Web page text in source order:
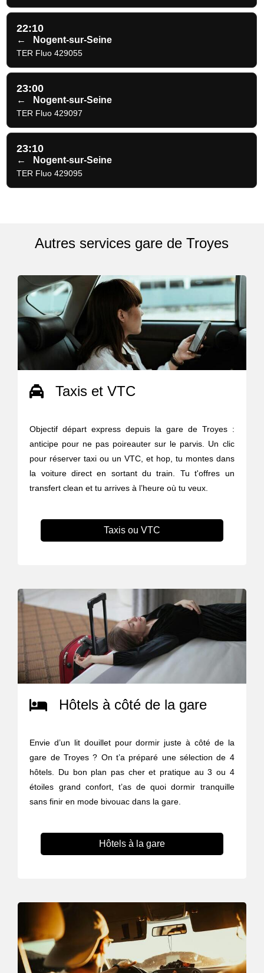
22:10
← Nogent-sur-Seine
TER Fluo 429055
23:00
← Nogent-sur-Seine
TER Fluo 429097
23:10
← Nogent-sur-Seine
TER Fluo 429095
Autres services gare de Troyes
Taxis et VTC
Objectif départ express depuis la gare de Troyes :
anticipe pour ne pas poireauter sur le parvis. Un clic
pour réserver taxi ou un VTC, et hop, tu montes dans
la voiture direct en sortant du train. Tu t'offres un
transfert clean et tu arrives à l’heure où tu veux.
Taxis ou VTC
Hôtels à côté de la gare
Envie d’un lit douillet pour dormir juste à côté de la
gare de Troyes ? On t’a préparé une sélection de 4
hôtels. Du bon plan pas cher et pratique au 3 ou 4
étoiles grand confort, t’as de quoi dormir tranquille
sans finir en mode bivouac dans la gare.
Hôtels à la gare